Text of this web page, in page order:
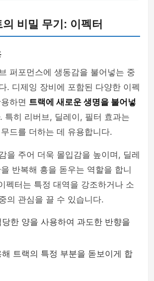
비밀 무기: 이펙터
퍼포먼스에 생동감을 불어넣는 중
. 디제잉 장비에 포함된 다양한 이펙
하면 트랙에 새로운 생명을 불어넣
. 특히 리버브, 딜레이, 필터 효과는
드를 더하는 데 유용합니다.
을 주어 더욱 몰입감을 높이며, 딜레
반복해 흥을 돋우는 역할을 합니
펙터는 특정 대역을 강조하거나 소
의 관심을 끌 수 있습니다.
한 양을 사용하여 과도한 반향을
트랙의 특정 부분을 돋보이게 합